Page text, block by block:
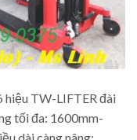
hiệu TW-LIFTER đài
tối đa: 1600mm-